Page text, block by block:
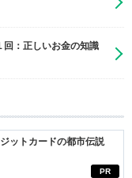
回：正しいお金の知識
PR
ットカードの都市伝説